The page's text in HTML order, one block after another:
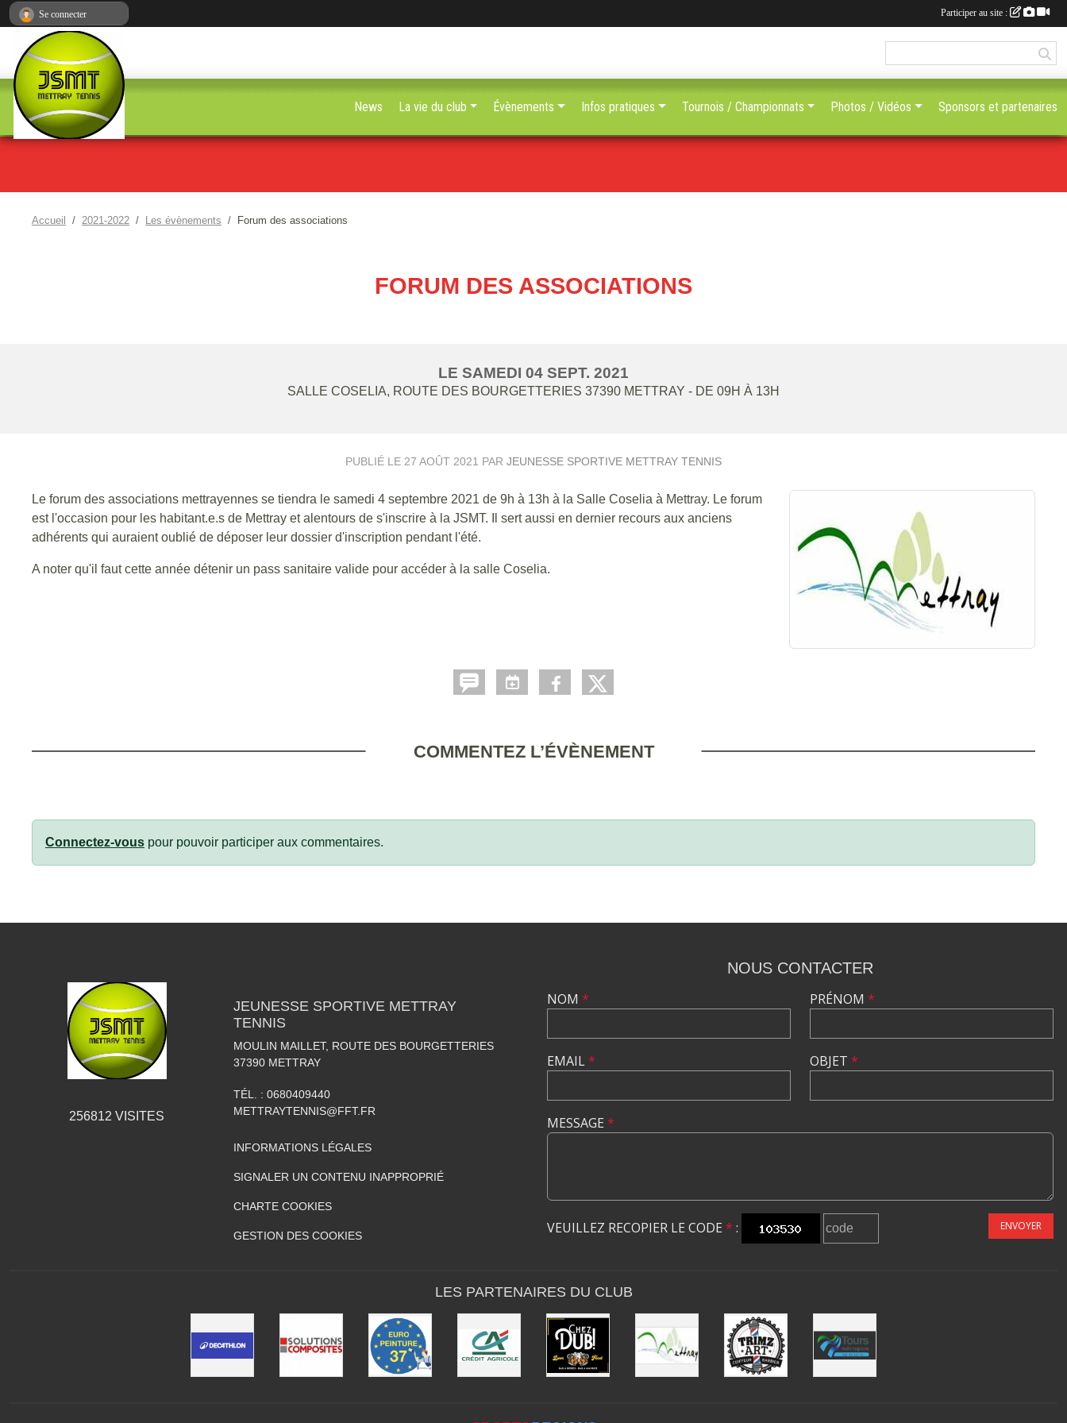
Accueil 2021-2022 Les évènements Forum des associations
FORUM DES ASSOCIATIONS
LE SAMEDI 04 SEPT. 2021
SALLE COSELIA, ROUTE DES BOURGETTERIES 37390 METTRAY - DE 09H À 13H
PUBLIÉ LE 27 AOÛT 2021 PAR JEUNESSE SPORTIVE METTRAY TENNIS
Le forum des associations mettrayennes se tiendra le samedi 4 septembre 2021 de 9h à 13h à la Salle Coselia à Mettray. Le forum
est l'occasion pour les habitant.e.s de Mettray et alentours de s'inscrire à la JSMT. Il sert aussi en dernier recours aux anciens
adhérents qui auraient oublié de déposer leur dossier d'inscription pendant l'été.
A noter qu'il faut cette année détenir un pass sanitaire valide pour accéder à la salle Coselia.
COMMENTEZ L’ÉVÈNEMENT
Connectez-vous pour pouvoir participer aux commentaires.
News La vie du club Évènements Infos pratiques Tournois / Championnats Photos / Vidéos Sponsors et partenaires
256812 VISITES
JEUNESSE SPORTIVE METTRAY
TENNIS
MOULIN MAILLET, ROUTE DES BOURGETTERIES
37390 METTRAY
TÉL. : 0680409440
METTRAYTENNIS@FFT.FR
INFORMATIONS LÉGALES
SIGNALER UN CONTENU INAPPROPRIÉ
CHARTE COOKIES
GESTION DES COOKIES
NOUS CONTACTER
NOM *
EMAIL*
PRÉNOM *
OBJET *
MESSAGE *
VEUILLEZ RECOPIER LE CODE * : ENVOYER
LES PARTENAIRES DU CLUB
Se connecter Participer au site :
Panneau de gestion des cookies